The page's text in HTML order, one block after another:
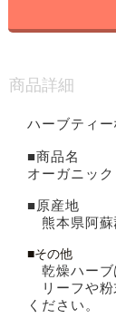
商品詳細
ハーブティー
■商品名
オーガニッ
■原産地
熊本県阿蘇
■その他
乾燥ハーブ
リーフや粉
ください。